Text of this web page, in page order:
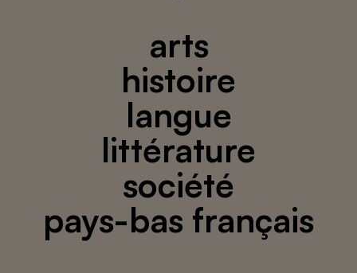
arts
histoire
langue
littérature
société
pays-bas français